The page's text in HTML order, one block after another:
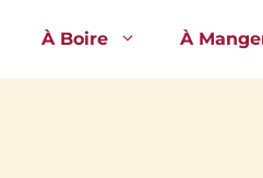
À Boire À